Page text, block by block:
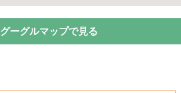
グーグルマップで見る